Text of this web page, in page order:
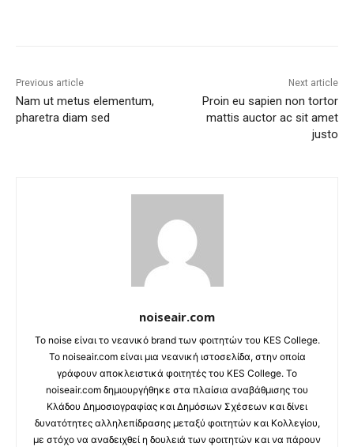
Previous article
Nam ut metus elementum,
pharetra diam sed
Next article
Proin eu sapien non tortor
mattis auctor ac sit amet
justo
noiseair.com
Το noise είναι το νεανικό brand των φοιτητών του KES College.
Το noiseair.com είναι μια νεανική ιστοσελίδα, στην οποία
γράφουν αποκλειστικά φοιτητές του KES College. Το
noiseair.com δημιουργήθηκε στα πλαίσια αναβάθμισης του
Κλάδου Δημοσιογραφίας και Δημόσιων Σχέσεων και δίνει
δυνατότητες αλληλεπίδρασης μεταξύ φοιτητών και Κολλεγίου,
με στόχο να αναδειχθεί η δουλειά των φοιτητών και να πάρουν